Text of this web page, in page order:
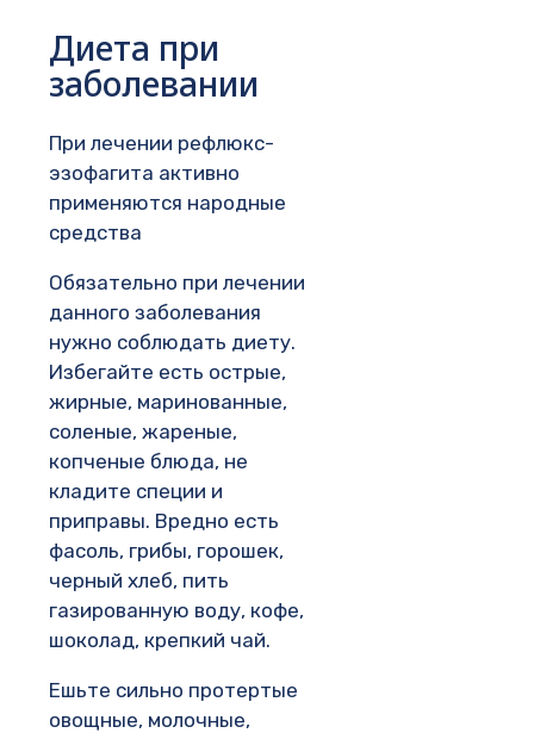
Диета при
заболевании
При лечении рефлюкс-
эзофагита активно
применяются народные
средства
Обязательно при лечении
данного заболевания
нужно соблюдать диету.
Избегайте есть острые,
жирные, маринованные,
соленые, жареные,
копченые блюда, не
кладите специи и
приправы. Вредно есть
фасоль, грибы, горошек,
черный хлеб, пить
газированную воду, кофе,
шоколад, крепкий чай.
Ешьте сильно протертые
овощные, молочные,